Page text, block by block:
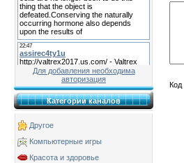
Для добавления необходима
авторизация
Категории каналов
Другое
Компьютерные игры
Красота и здоровье
Код